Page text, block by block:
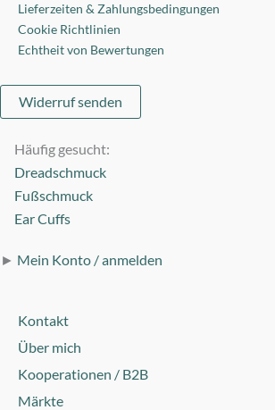
Lieferzeiten & Zahlungsbedingungen
Cookie Richtlinien
Echtheit von Bewertungen
Widerruf senden
Häufig gesucht:
Dreadschmuck
Fußschmuck
Ear Cuffs
► Mein Konto / anmelden
Kontakt
Über mich
Kooperationen / B2B
Märkte